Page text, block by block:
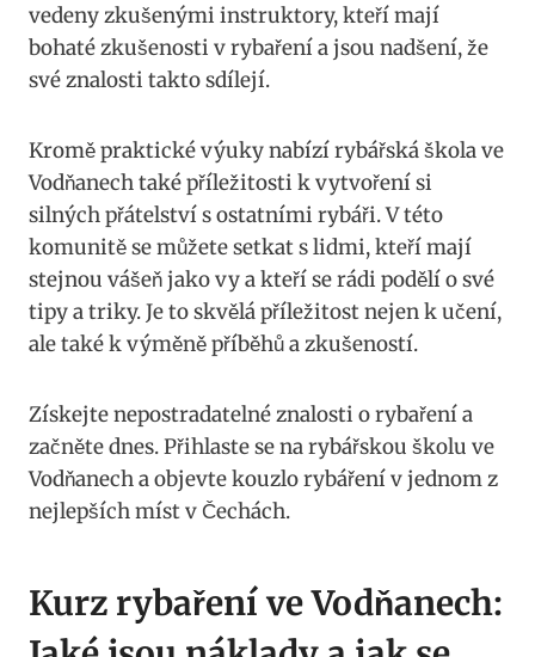
vedeny zkušenými instruktory, kteří mají
bohaté zkušenosti v rybaření a jsou ⁣nadšení, že
své ⁤znalosti takto sdílejí.
Kromě praktické výuky nabízí rybářská škola ve​
Vodňanech také příležitosti k vytvoření si
silných přátelství s ostatními rybáři. V​ této
komunitě se můžete setkat s lidmi,​ kteří⁤ mají
stejnou vášeň jako vy a kteří se rádi podělí o své
tipy a triky. ‍Je to skvělá příležitost nejen k učení,
ale také k výměně příběhů a zkušeností.
Získejte nepostradatelné znalosti ‌o rybaření⁤ a
začněte⁤ dnes. Přihlaste se na rybářskou školu ve
Vodňanech a objevte kouzlo rybáření v jednom z
nejlepších míst v Čechách.
Kurz rybaření‍ ve Vodňanech: